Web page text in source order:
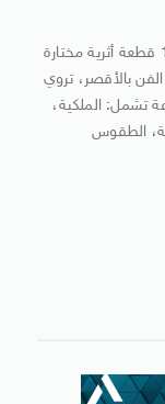
جدير بالذكر أن معرض “كنوز الفراعنة” يضم 130 قطعة أثرية مختارة
بالأقصر، تروي
تشمل: الملكية،
الطقوس